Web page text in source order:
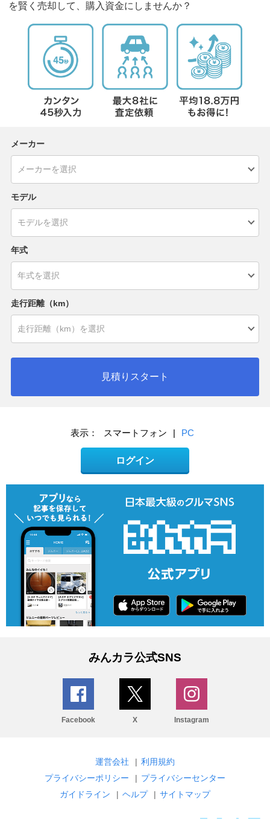
を賢く売却して、購入資金にしませんか？
メーカー
モデル
年式
走行距離（km）
見積りスタート
表示： スマートフォン | PC
ログイン
みんカラ公式SNS
Facebook X Instagram
運営会社 | 利用規約
プライバシーポリシー
| プライバシーセンター
ガイドライン
| ヘルプ | サイトマップ